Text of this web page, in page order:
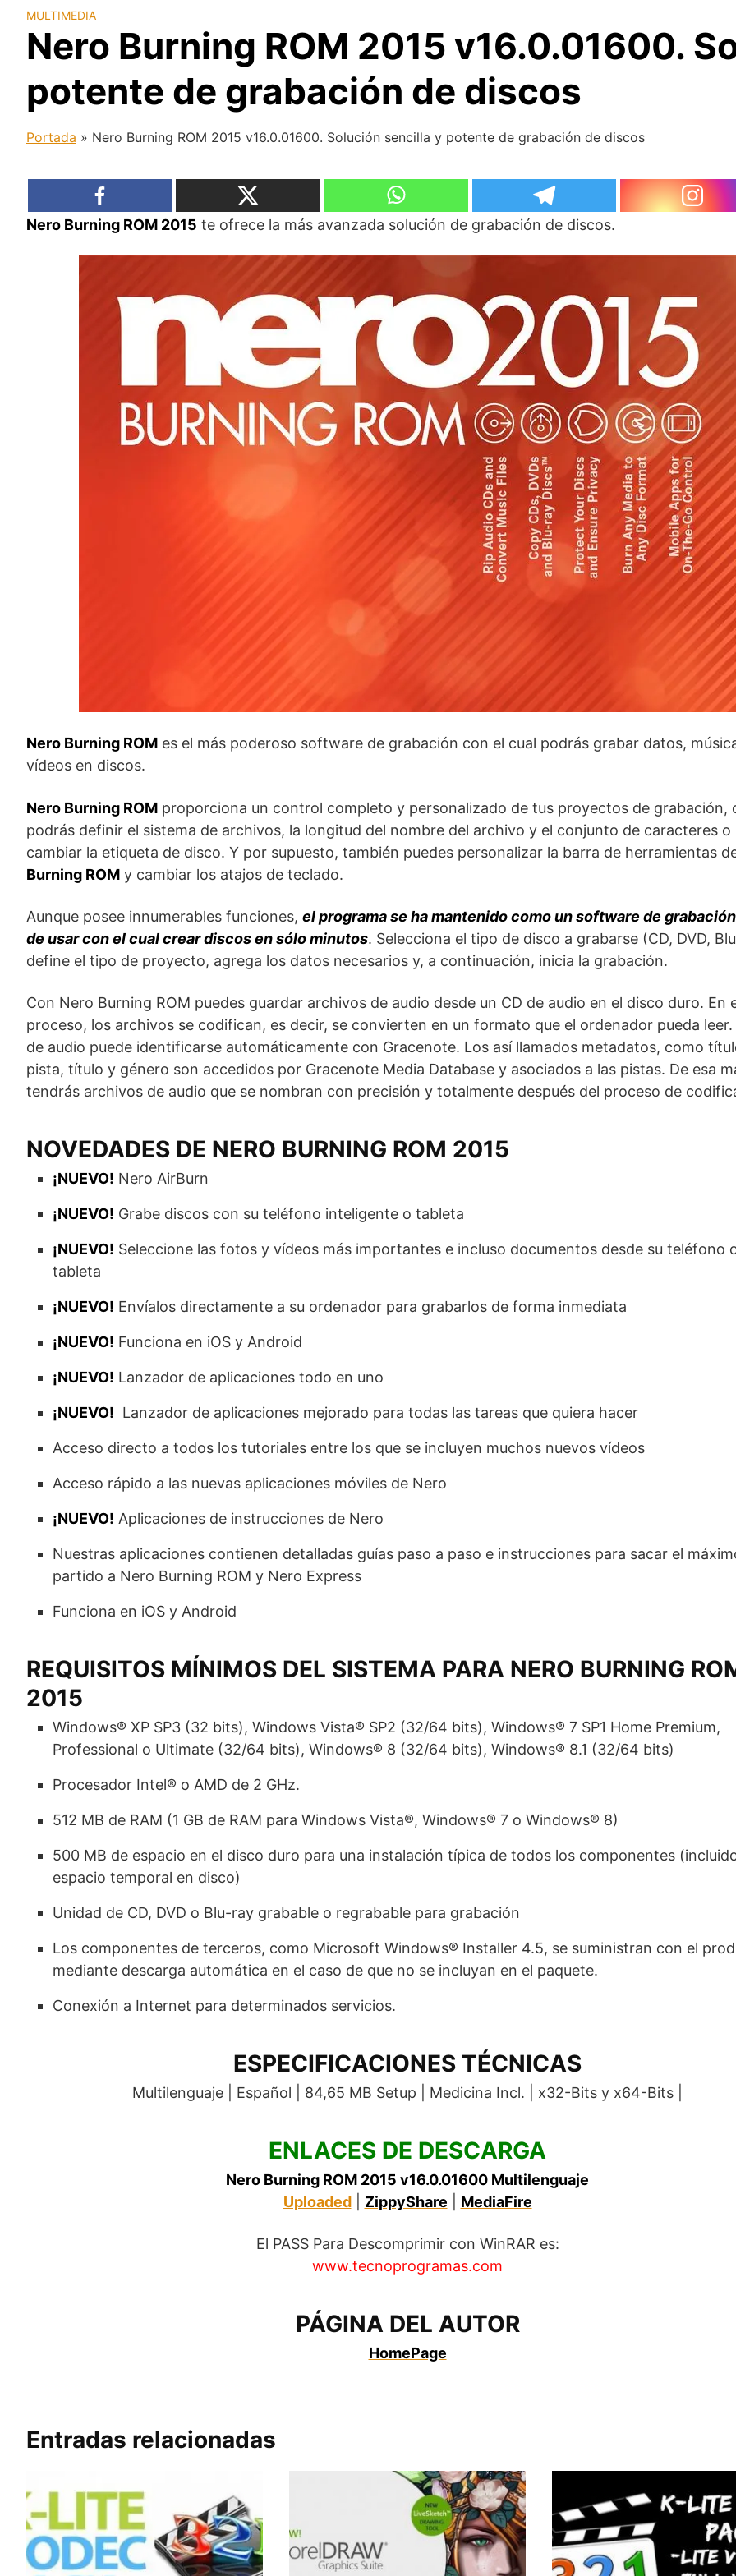
MULTIMEDIA
Nero Burning ROM 2015 v16.0.01600.
potente de grabación de discos
Portada » Nero Burning ROM 2015 v16.0.01600. Solución sencilla y potente de grabación de discos
Nero Burning ROM 2015 te ofrece la más avanzada solución de grabación de discos.
Nero Burning ROM es el más poderoso software de grabación con el cual podrás grabar datos,
vídeos en discos.
Nero Burning ROM proporciona un control completo y personalizado de tus proyectos de grabación,
podrás definir el sistema de archivos, la longitud del nombre del archivo y el conjunto de caracteres o
cambiar la etiqueta de disco. Y por supuesto, también puedes personalizar la barra de herramientas
Burning ROM y cambiar los atajos de teclado.
Aunque posee innumerables funciones, el programa se ha mantenido como un software de
de usar con el cual crear discos en sólo minutos. Selecciona el tipo de disco a grabarse (CD, DVD,
define el tipo de proyecto, agrega los datos necesarios y, a continuación, inicia la grabación.
Con Nero Burning ROM puedes guardar archivos de audio desde un CD de audio en el disco duro. En
proceso, los archivos se codifican, es decir, se convierten en un formato que el ordenador pueda leer.
de audio puede identificarse automáticamente con Gracenote. Los así llamados metadatos, como
pista, título y género son accedidos por Gracenote Media Database y asociados a las pistas. De esa
tendrás archivos de audio que se nombran con precisión y totalmente después del proceso de
NOVEDADES DE NERO BURNING ROM 2015
¡NUEVO! Nero AirBurn
¡NUEVO! Grabe discos con su teléfono inteligente o tableta
¡NUEVO! Seleccione las fotos y vídeos más importantes e incluso documentos desde su teléfono
tableta
¡NUEVO! Envíalos directamente a su ordenador para grabarlos de forma inmediata
¡NUEVO! Funciona en iOS y Android
¡NUEVO! Lanzador de aplicaciones todo en uno
¡NUEVO! Lanzador de aplicaciones mejorado para todas las tareas que quiera hacer
Acceso directo a todos los tutoriales entre los que se incluyen muchos nuevos vídeos
Acceso rápido a las nuevas aplicaciones móviles de Nero
¡NUEVO! Aplicaciones de instrucciones de Nero
Nuestras aplicaciones contienen detalladas guías paso a paso e instrucciones para sacar el
partido a Nero Burning ROM y Nero Express
Funciona en iOS y Android
REQUISITOS MÍNIMOS DEL SISTEMA PARA NERO BURNING
2015
Windows® XP SP3 (32 bits), Windows Vista® SP2 (32/64 bits), Windows® 7 SP1 Home Premium,
Professional o Ultimate (32/64 bits), Windows® 8 (32/64 bits), Windows® 8.1 (32/64 bits)
Procesador Intel® o AMD de 2 GHz.
512 MB de RAM (1 GB de RAM para Windows Vista®, Windows® 7 o Windows® 8)
500 MB de espacio en el disco duro para una instalación típica de todos los componentes
espacio temporal en disco)
Unidad de CD, DVD o Blu-ray grabable o regrabable para grabación
Los componentes de terceros, como Microsoft Windows® Installer 4.5, se suministran con el
mediante descarga automática en el caso de que no se incluyan en el paquete.
Conexión a Internet para determinados servicios.
ESPECIFICACIONES TÉCNICAS
Multilenguaje | Español | 84,65 MB Setup | Medicina Incl. | x32-Bits y x64-Bits |
ENLACES DE DESCARGA
Nero Burning ROM 2015 v16.0.01600 Multilenguaje
Uploaded| ZippyShare MediaFire
El PASS Para Descomprimir con WinRAR es:
www.tecnoprogramas.com
PÁGINA DEL AUTOR
HomePage
Entradas relacionadas